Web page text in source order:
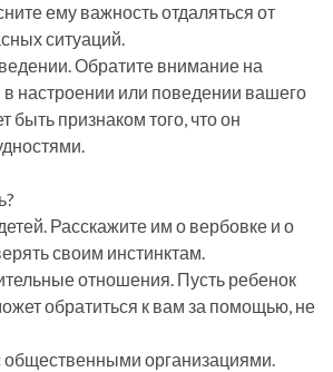
ему важность отдаляться от
ситуаций.
Обратите внимание на
настроении или поведении вашего
быть признаком того, что он
Расскажите им о вербовке и о
своим инстинктам.
отношения. Пусть ребенок
обратиться к вам за помощью, не
общественными организациями.